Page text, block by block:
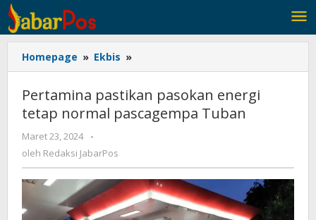
Lewati
ke
konten
Homepage » Ekbis »
pastikan
energi
tetap
Pertamina pastikan pasokan energi
tetap normal pascagempa Tuban
Maret 23, 2024
oleh
Redaksi
-
oleh Redaksi JabarPos